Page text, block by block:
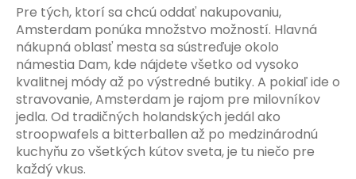
Pre tých, ktorí sa chcú oddať nakupovaniu,
Amsterdam ponúka množstvo možností. Hlavná
nákupná oblasť mesta sa sústreďuje okolo
námestia Dam, kde nájdete všetko od vysoko
kvalitnej módy až po výstredné butiky. A pokiaľ ide o
stravovanie, Amsterdam je rajom pre milovníkov
jedla. Od tradičných holandských jedál ako
stroopwafels a bitterballen až po medzinárodnú
kuchyňu zo všetkých kútov sveta, je tu niečo pre
každý vkus.